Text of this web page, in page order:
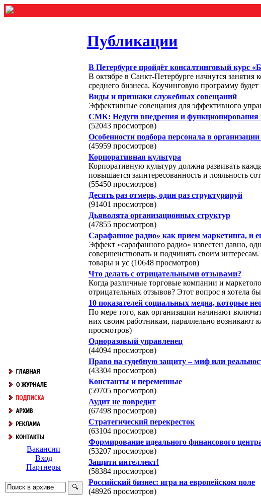
Вакансии
Вход
Партнеры
Публикации
В Петербурге пройдёт консалтинговый курс
В октябре в Санкт-Петербурге начнутся занятия
среднего бизнеса. Коучинговую программу
Виды и признаки служебных совещаний
Эффективные совещания для эффективного
СМК: Недуги внедрения и функционирования
(52043 просмотров)
Особенности подбора персонала в организации
(45959 просмотров)
Корпоративная культура
Корпоративную культуру должна развивать
повышается заинтересованность и лояльность
(55450 просмотров)
Десять раз отмерь, один раз структурируй
(91401 просмотров)
Дьяволята организационных структур
(47855 просмотров)
Сарафанное радио» как прием маркетинга, и
Эффект «сарафанного радио» известен давно,
совершенствовать и подчинять своим
товары и ус (10648 просмотров)
Что делать с отрицательными отзывами?
Когда различные торговые компании и
отрицательных отзывов? Этот вопрос я хотела
10 показателей социальных медиа, которые
По мере того, как организации начинают
них своим работникам, параллельно возникают
просмотров)
Одноразовый управленец
(44094 просмотров)
Право на судебную защиту – миф или
(43304 просмотров)
Константы и переменные
(59705 просмотров)
Аудит не повредит
(67498 просмотров)
Стратегический перекресток
(63104 просмотров)
Формирование идеального финансового
(53207 просмотров)
Защити интеллект!
(58384 просмотров)
Российский бизнес: игра на европейском поле
(48926 просмотров)